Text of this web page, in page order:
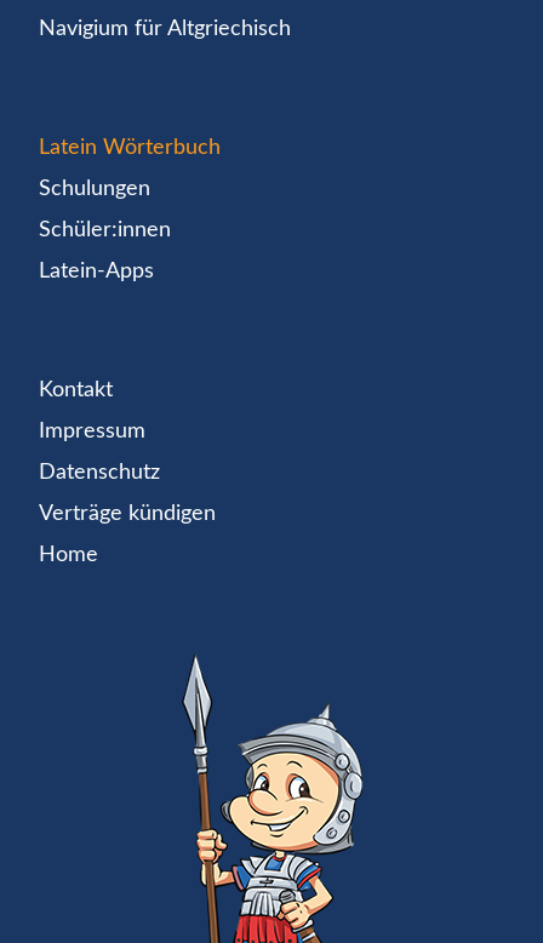
Navigium für Altgriechisch
Latein Wörterbuch
Schulungen
Schüler:innen
Latein-Apps
Kontakt
Impressum
Datenschutz
Verträge kündigen
Home